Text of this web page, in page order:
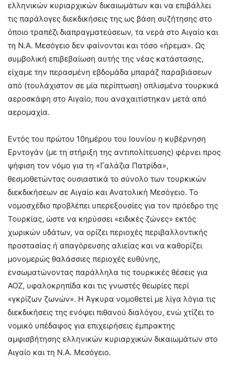
ελληνικών κυριαρχικών δικαιωμάτων και να επιβάλλει
τις παράλογες διεκδικήσεις της ως βάση συζήτησης στο
όποιο τραπέζι διαπραγματεύσεων, τα νερά στο Αιγαίο και
τη Ν.Α. Μεσόγειο δεν φαίνονται και τόσο «ήρεμα». Ως
συμβολική επιβεβαίωση αυτής της νέας κατάστασης,
είχαμε την περασμένη εβδομάδα μπαράζ παραβιάσεων
από (τουλάχιστον σε μία περίπτωση) οπλισμένα τουρκικά
αεροσκάφη στο Αιγαίο, που αναχαιτίστηκαν μετά από
αερομαχία.
Εντός του πρώτου 10ημέρου του Ιουνίου η κυβέρνηση
Ερντογάν (με τη στήριξη της αντιπολίτευσης) φέρνει προς
ψήφιση τον νόμο για τη «Γαλάζια Πατρίδα»,
θεσμοθετώντας ουσιαστικά το σύνολο των τουρκικών
διεκδικήσεων σε Αιγαίο και Ανατολική Μεσόγειο. Το
νομοσχέδιο προβλέπει υπερεξουσίες για τον πρόεδρο της
Τουρκίας, ώστε να κηρύσσει «ειδικές ζώνες» εκτός
χωρικών υδάτων, να ορίζει περιοχές περιβαλλοντικής
προστασίας ή απαγόρευσης αλιείας και να καθορίζει
μονομερώς θαλάσσιες περιοχές ευθύνης,
ενσωματώνοντας παράλληλα τις τουρκικές θέσεις για
ΑΟΖ, υφαλοκρηπίδα και τις γνωστές θεωρίες περί
«γκρίζων ζωνών». Η Άγκυρα νομοθετεί με λίγα λόγια τις
διεκδικήσεις της ενόψει πιθανού διαλόγου, ενώ χτίζει το
νομικό υπέδαφος για επιχειρήσεις έμπρακτης
αμφισβήτησης ελληνικών κυριαρχικών δικαιωμάτων στο
Αιγαίο και τη Ν.Α. Μεσόγειο.